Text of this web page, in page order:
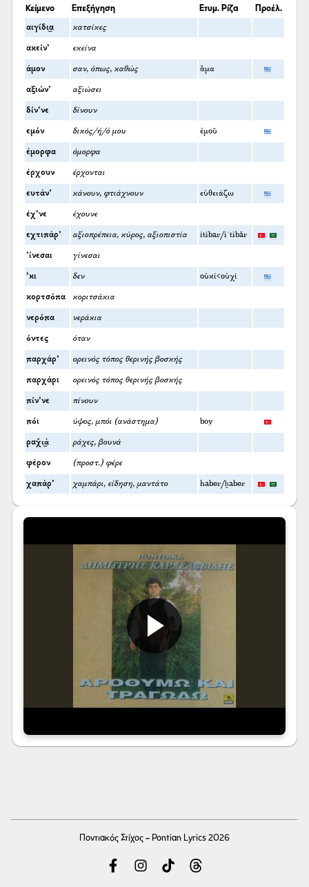
Κείμενο Επεξήγηση Ετυμ. Ρίζα Προέλ.
αιγίδι͜α κατσίκες
ακείν’ εκείνα
άμον σαν, όπως, καθώς ἅμα
αξιών’ αξιώσει
δίν’νε δίνουν
εμόν δικός/ή/ό μου ἐμοῦ
έμορφα όμορφα
έρχουν έρχονται
ευτάν’ κάνουν, φτιάχνουν εὐθειάζω
έχ’νε έχουνε
εχτιπάρ’ αξιοπρέπεια, κύρος, αξιοπιστία itibar/iʿtibār
’ίνεσαι γίνεσαι
’κι δεν οὐκί<οὐχί
κορτσόπα κοριτσάκια
νερόπα νεράκια
όντες όταν
παρχάρ’ ορεινός τόπος θερινής βοσκής
παρχάρι ορεινός τόπος θερινής βοσκής
πίν’νε πίνουν
πόι ύψος, μπόι (ανάστημα) boy
ραχ̌ι͜ά ράχες, βουνά
φέρον (προστ.) φέρε
χαπάρ’ χαμπάρι, είδηση, μαντάτο haber/ḫaber
Ποντιακός Στίχος - Pontian Lyrics 2026